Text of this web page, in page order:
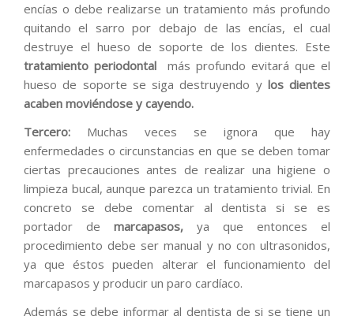
encías o debe realizarse un tratamiento más profundo
quitando el sarro por debajo de las encías, el cual
destruye el hueso de soporte de los dientes. Este
tratamiento periodontal más profundo evitará que el
hueso de soporte se siga destruyendo y los dientes
acaben moviéndose y cayendo.
Tercero: Muchas veces se ignora que hay
enfermedades o circunstancias en que se deben tomar
ciertas precauciones antes de realizar una higiene o
limpieza bucal, aunque parezca un tratamiento trivial. En
concreto se debe comentar al dentista si se es
portador de marcapasos, ya que entonces el
procedimiento debe ser manual y no con ultrasonidos,
ya que éstos pueden alterar el funcionamiento del
marcapasos y producir un paro cardíaco.
Además se debe informar al dentista de si se tiene un